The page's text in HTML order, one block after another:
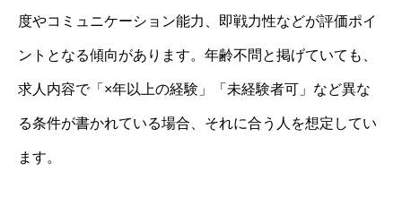
度やコミュニケーション能力、即戦力性などが評価ポイ
ントとなる傾向があります。年齢不問と掲げていても、
求人内容で「×年以上の経験」「未経験者可」など異な
る条件が書かれている場合、それに合う人を想定してい
ます。